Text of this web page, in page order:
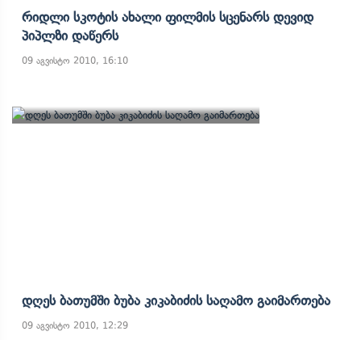
Რიდლი Სკოტის Ახალი Ფილმის Სცენარს Დევიდ
Პიპლზი Დაწერს
09 აგვისტო 2010, 16:10
Დღეს Ბათუმში Ბუბა Კიკაბიძის Საღამო Გაიმართება
09 აგვისტო 2010, 12:29